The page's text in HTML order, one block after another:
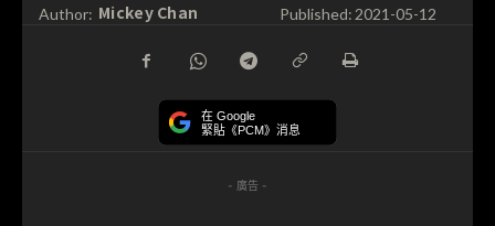
Author: Mickey Chan Published: 2021-05-12
在 Google
緊貼《PCM》消息
- 廣告 -